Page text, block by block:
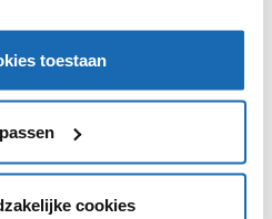
toestaan
cookies